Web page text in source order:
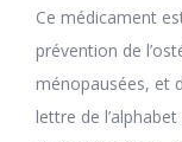
Ce médicament
prévention de
ménopausées, et
lettre de